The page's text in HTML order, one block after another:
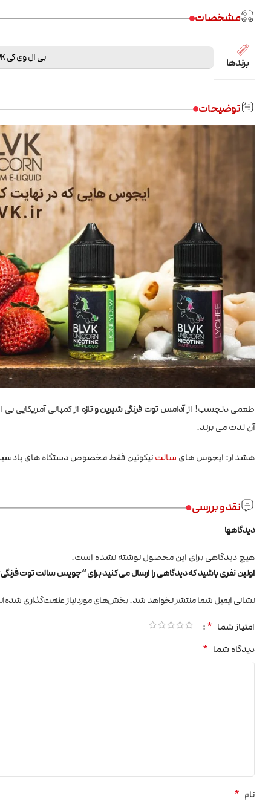
مشخصات
برندها بی ال وی کی BLVK
توضیحات
طعمی دلچسب! ازآدامس توت فرنگی شیرین و تازه از کمپانی آمریکایی
آن لدت می برند.
هشدار: ایجوس های سالتنیکوتین فقط مخصوص دستگاه های
نقد و بررسی
دیدگاهها
هیچ دیدگاهی برای این محصول نوشته نشده است.
اولین نفری باشید که دیدگاهی را ارسال می کنید برای “جویس سالت توت فرنگی BLVK Strawberry”
نشانی ایمیل شما منتشر نخواهد شد.بخش‌های موردنیاز علامت‌گذاری
امتیاز شما *
دیدگاه شما *
نام *